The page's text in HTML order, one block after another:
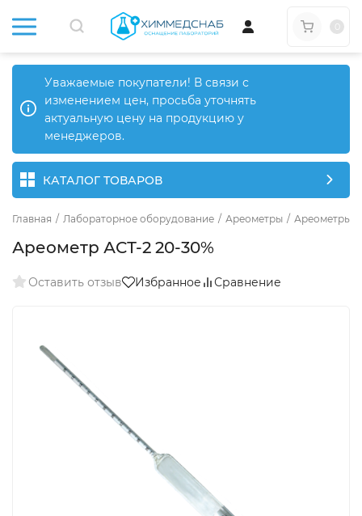
Уважаемые покупатели! В связи с
изменением цен, просьба уточнять
актуальную цену на продукцию у
менеджеров.
КАТАЛОГ ТОВАРОВ
Главная / Лабораторное оборудование / Ареометры / Ареометры
Ареометр АСТ-2 20-30%
Оставить отзыв Избранное Сравнение